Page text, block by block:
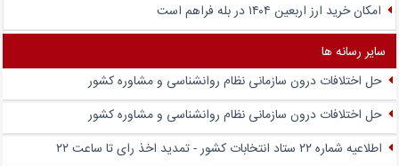
امکان خرید ارز اربعین ۱۴۰۴ در بله فراهم است
سایر رسانه ها
حل اختلافات درون سازمانی نظام روانشناسی و مشاوره کشور
حل اختلافات درون سازمانی نظام روانشناسی و مشاوره کشور
اطلاعیه شماره ۲۲ ستاد انتخابات کشور - تمدید اخذ رای تا ساعت ۲۲